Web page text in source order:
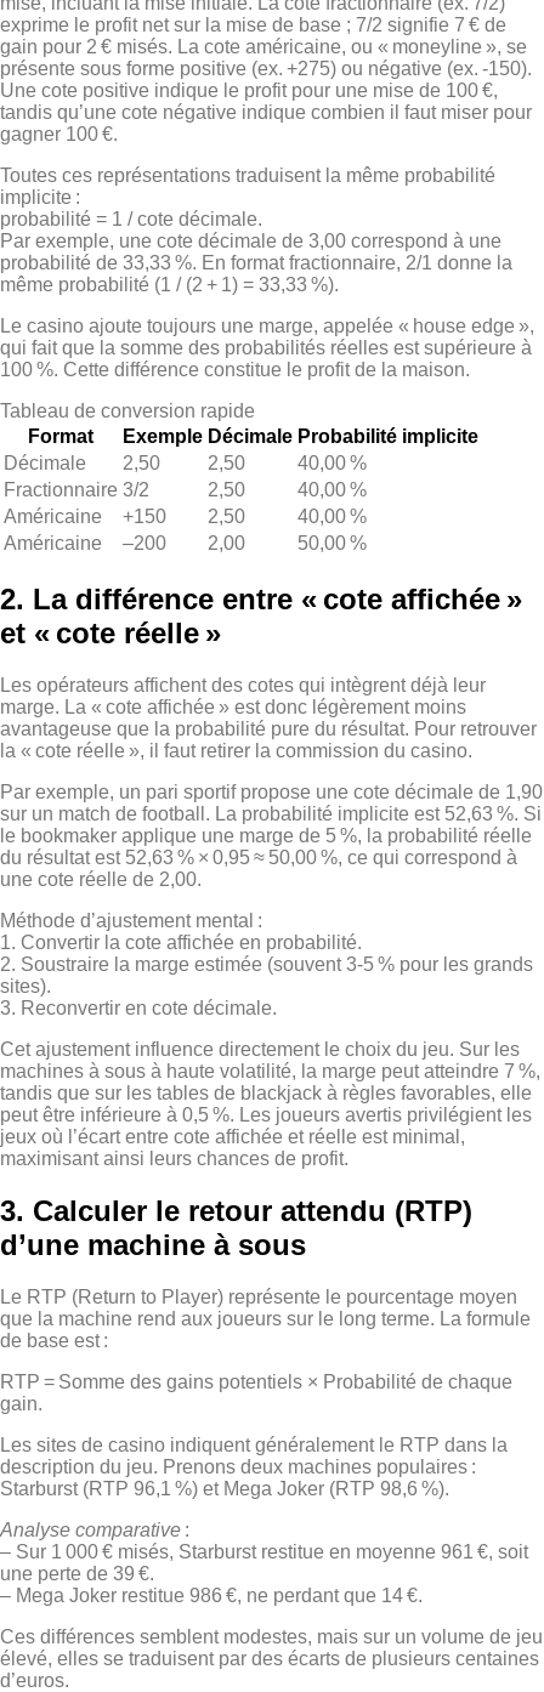
exprime le profit net sur la mise de base ; 7/2 signifie 7 € de
gain pour 2 € misés. La cote américaine, ou « moneyline », se
présente sous forme positive (ex. +275) ou négative (ex. ‑150).
Une cote positive indique le profit pour une mise de 100 €,
tandis qu’une cote négative indique combien il faut miser pour
gagner 100 €.
Toutes ces représentations traduisent la même probabilité
implicite :
probabilité = 1 / cote décimale.
Par exemple, une cote décimale de 3,00 correspond à une
probabilité de 33,33 %. En format fractionnaire, 2/1 donne la
même probabilité (1 / (2 + 1) = 33,33 %).
Le casino ajoute toujours une marge, appelée « house edge »,
qui fait que la somme des probabilités réelles est supérieure à
100 %. Cette différence constitue le profit de la maison.
Tableau de conversion rapide
Format
Exemple Décimale Probabilité implicite
Décimale
2,50 2,50
40,00 %
Fractionnaire 3/2 2,50
40,00 %
Américaine
+150 2,50
40,00 %
Américaine
–200 2,00 50,00 %
2. La différence entre « cote affichée »
et « cote réelle »
Les opérateurs affichent des cotes qui intègrent déjà leur
marge. La « cote affichée » est donc légèrement moins
avantageuse que la probabilité pure du résultat. Pour retrouver
la « cote réelle », il faut retirer la commission du casino.
Par exemple, un pari sportif propose une cote décimale de 1,90
sur un match de football. La probabilité implicite est 52,63 %. Si
le bookmaker applique une marge de 5 %, la probabilité réelle
du résultat est 52,63 % × 0,95 ≈ 50,00 %, ce qui correspond à
une cote réelle de 2,00.
Méthode d’ajustement mental :
1. Convertir la cote affichée en probabilité.
2. Soustraire la marge estimée (souvent 3‑5 % pour les grands
sites).
3. Reconvertir en cote décimale.
Cet ajustement influence directement le choix du jeu. Sur les
machines à sous à haute volatilité, la marge peut atteindre 7 %,
tandis que sur les tables de blackjack à règles favorables, elle
peut être inférieure à 0,5 %. Les joueurs avertis privilégient les
jeux où l’écart entre cote affichée et réelle est minimal,
maximisant ainsi leurs chances de profit.
3. Calculer le retour attendu (RTP)
d’une machine à sous
Le RTP (Return to Player) représente le pourcentage moyen
que la machine rend aux joueurs sur le long terme. La formule
de base est :
RTP = Somme des gains potentiels × Probabilité de chaque
gain.
Les sites de casino indiquent généralement le RTP dans la
description du jeu. Prenons deux machines populaires :
Starburst (RTP 96,1 %) et Mega Joker (RTP 98,6 %).
Analyse comparative :
– Sur 1 000 € misés, Starburst restitue en moyenne 961 €, soit
une perte de 39 €.
– Mega Joker restitue 986 €, ne perdant que 14 €.
Ces différences semblent modestes, mais sur un volume de jeu
élevé, elles se traduisent par des écarts de plusieurs centaines
d’euros.